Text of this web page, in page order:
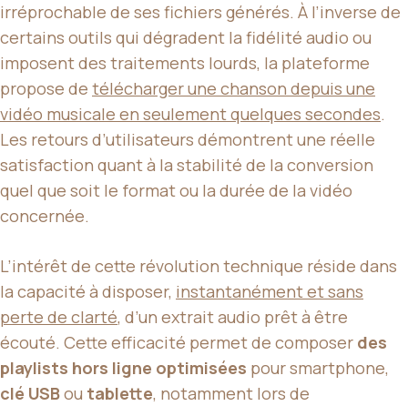
irréprochable de ses fichiers générés. À l’inverse de
certains outils qui dégradent la fidélité audio ou
imposent des traitements lourds, la plateforme
propose de télécharger une chanson depuis une
vidéo musicale en seulement quelques secondes.
Les retours d’utilisateurs démontrent une réelle
satisfaction quant à la stabilité de la conversion
quel que soit le format ou la durée de la vidéo
concernée.
L’intérêt de cette révolution technique réside dans
la capacité à disposer, instantanément et sans
perte de clarté, d’un extrait audio prêt à être
écouté. Cette efficacité permet de composer des
playlists hors ligne optimisées pour smartphone,
clé USBou tablette, notamment lors de